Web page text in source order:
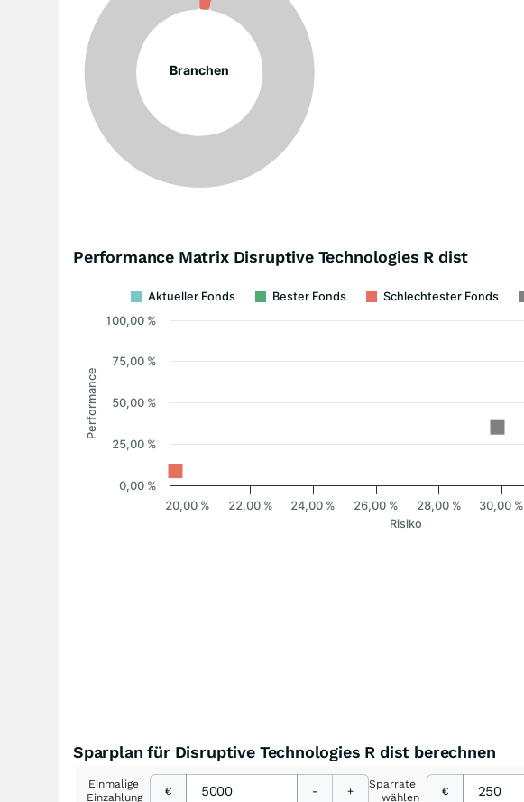
Branchen
Performance Matrix Disruptive Technologies R dist
Risiko
Performance
Aktueller Fonds Bester Fonds Schlechtester Fonds
20,00 % 22,00 % 24,00 % 26,00 % 28,00 % 30,00 %
0,00 %
25,00 %
50,00 %
75,00 %
100,00 %
Sparplan für Disruptive Technologies R dist berechnen
Einmalige
Einzahlung
€ - +
Sparrate
wählen
€